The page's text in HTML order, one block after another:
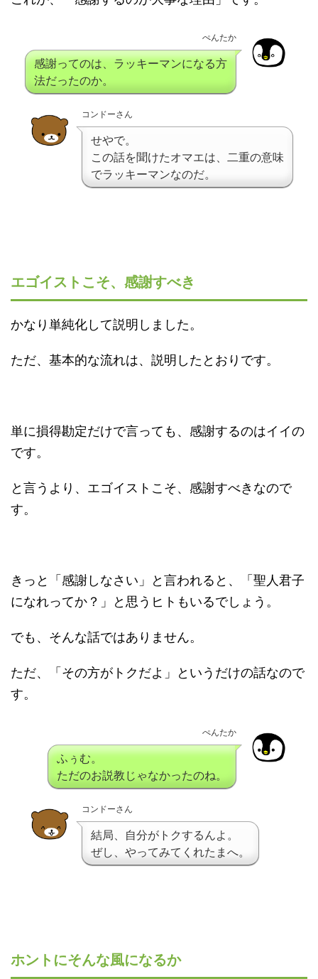
ぺんたか
感謝ってのは、ラッキーマンになる方
法だったのか。
コンドーさん
せやで。
この話を聞けたオマエは、二重の意味
でラッキーマンなのだ。
エゴイストこそ、感謝すべき
かなり単純化して説明しました。
ただ、基本的な流れは、説明したとおりです。
単に損得勘定だけで言っても、感謝するのはイイの
です。
と言うより、エゴイストこそ、感謝すべきなので
す。
きっと「感謝しなさい」と言われると、「聖人君子
になれってか？」と思うヒトもいるでしょう。
でも、そんな話ではありません。
ただ、「その方がトクだよ」というだけの話なので
す。
ぺんたか
ふぅむ。
ただのお説教じゃなかったのね。
コンドーさん
結局、自分がトクするんよ。
ぜし、やってみてくれたまへ。
ホントにそんな風になるか